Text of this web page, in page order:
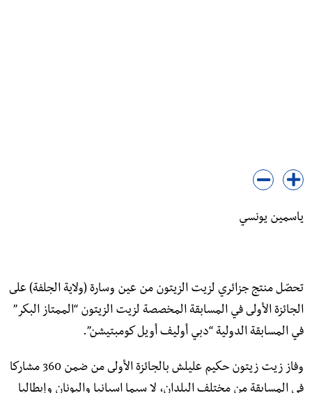
ياسمين يونسي
تحصّل منتج جزائري لزيت الزيتون من عين وسارة (ولاية الجلفة) على
الجائزة الأولى في المسابقة المخصصة لزيت الزيتون “الممتاز البكر”
في المسابقة الدولية “دبي أوليف أويل كومبتيشن”.
وفاز زيت زيتون حكيم عليلش بالجائزة الأولى من ضمن 360 مشاركا
في المسابقة من مختلف البلدان، لا سيما اسبانيا واليونان وإيطاليا